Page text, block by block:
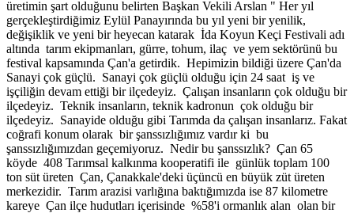
üretimin şart olduğunu belirten Başkan Vekili Arslan " Her yıl
gerçekleştirdiğimiz Eylül Panayırında bu yıl yeni bir yenilik,
değişiklik ve yeni bir heyecan katarak İda Koyun Keçi Festivali adı
altında tarım ekipmanları, gürre, tohum, ilaç ve yem sektörünü bu
festival kapsamında Çan'a getirdik. Hepimizin bildiği üzere Çan'da
Sanayi çok güçlü. Sanayi çok güçlü olduğu için 24 saat iş ve
işçiliğin devam ettiği bir ilçedeyiz. Çalışan insanların çok olduğu bir
ilçedeyiz. Teknik insanların, teknik kadronun çok olduğu bir
ilçedeyiz. Sanayide olduğu gibi Tarımda da çalışan insanlarız. Fakat
coğrafi konum olarak bir şanssızlığımız vardır ki bu
şanssızlığımızdan geçemiyoruz. Nedir bu şanssızlık? Çan 65
köyde 408 Tarımsal kalkınma kooperatifi ile günlük toplam 100
ton süt üreten Çan, Çanakkale'deki üçüncü en büyük züt üreten
merkezidir. Tarım arazisi varlığına baktığımızda ise 87 kilometre
kareye Çan ilçe hudutları içerisinde %58'i ormanlık alan olan bir